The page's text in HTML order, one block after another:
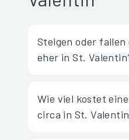
Steigen oder fallen
eher in St.
Wie viel kostet
circa in St.